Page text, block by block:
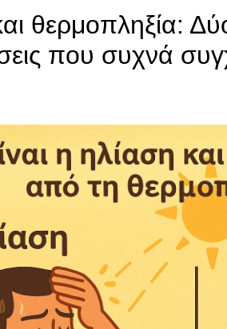
θερμοπληξία:
που συχνά